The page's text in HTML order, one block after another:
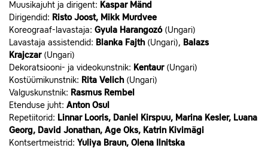
Muusikajuht ja dirigent: Kaspar Mänd
Dirigendid: Risto Joost, Mikk Murdvee
Koreograaf-lavastaja: Gyula Harangozó(Ungari)
Lavastaja assistendid: Blanka Fajth(Ungari), Balazs
Krajczar(Ungari)
Dekoratsiooni- ja videokunstnik: Kentaur (Ungari)
Kostüümikunstnik: Rita Velich(Ungari)
Valguskunstnik: Rasmus Rembel
Etenduse juht: Anton Osul
Repetiitorid: Linnar Looris, Daniel Kirspuu, Marina Kesler, Luana
Georg, David Jonathan, Age Oks, Katrin Kivimägi
Kontsertmeistrid: Yuliya Braun, Olena Ilnitska